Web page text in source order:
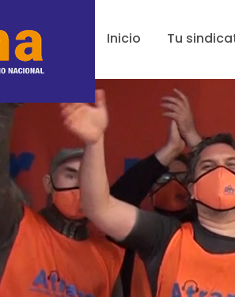
Inicio Tu